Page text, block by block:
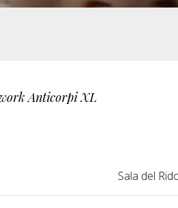
Anticorpi XL
Sala del